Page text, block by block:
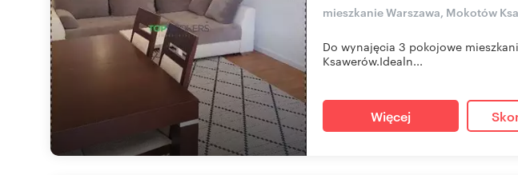
mieszkanie Warszawa, Mokotów
Do wynajęcia 3 pokojowe
Ksawerów.Idealn...
Więcej